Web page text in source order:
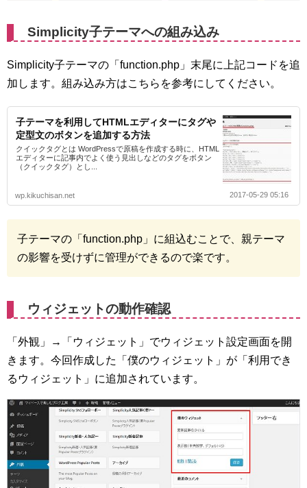
Simplicity子テーマへの組み込み
Simplicity子テーマの「function.php」末尾に上記コードを追
加します。組み込み方はこちらを参考にしてください。
子テーマを利用してHTMLエディターにタグや
定型文のボタンを追加する方法
クイックタグとは WordPressで原稿を作成する時に、HTML
エディターに記事内でよく使う見出しなどのタグをボタン
（クイックタグ）とし...
wp.kikuchisan.net 2017-05-29 05:16
子テーマの「function.php」に組込むことで、親テーマ
の影響を受けずに管理ができるので楽です。
ウィジェットの動作確認
「外観」→「ウィジェット」でウィジェット設定画面を開
きます。今回作成した「僕のウィジェット」が「利用でき
るウィジェット」に追加されています。